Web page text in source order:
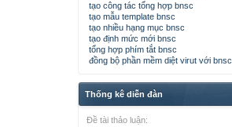
tạo công tác tổng hợp bnsc
tạo mẫu template bnsc
tạo nhiều hạng mục bnsc
tạo định mức mới bnsc
tổng hợp phím tắt bnsc
đồng bộ phần mềm diệt virut với bnsc
Thống kê diễn đàn
Đề tài thảo luận: